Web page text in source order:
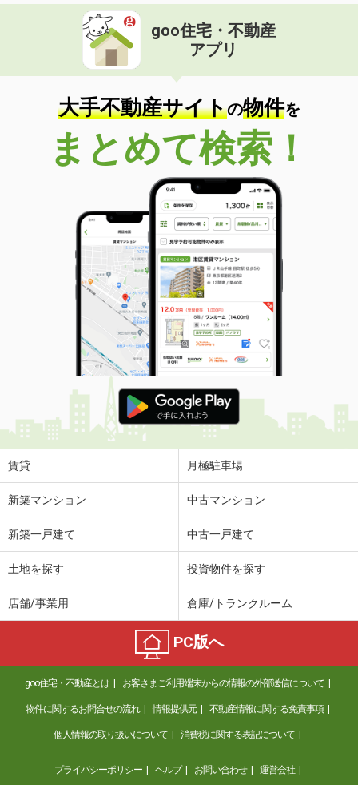
島根県出雲市神西沖町
価 格
住 所
島根県出雲市神西沖町
専有面積 69.15m²
間取り
3LDK
島根県江津市二宮町神主
価 格
4.55万円
島根県江津市二宮町神主
53.08m²
間取り
3DK
島根県松江市東出雲町錦新町５
価 格
6.10万円
住 所
島根県松江市東出雲町錦新町５
専有面積 22.7m²
間取り
1K
島根県松江市東津田町
価 格
5.70万円
住 所
島根県松江市東津田町
専有面積
島根県松江市春日町
7.10万円
6.40万円
住 所
島根県松江市東出雲町揖屋
専有面積 22.35m²
間取り
1K
島根県松江市東出雲町錦新町５丁目
価 格
6.50万円
goo住宅・不動産
アプリ
大手不動産サイトの物件を
まとめて検索！
賃貸 月極駐車場
新築マンション 中古マンション
新築一戸建て 中古一戸建て
土地を探す 投資物件を探す
店舗/事業用 倉庫/トランクルーム
PC版へ
goo住宅・不動産とは お客さまご利用端末からの情報の外部送信について
物件に関するお問合せの流れ 情報提供元 不動産情報に関する免責事項
個人情報の取り扱いについて 消費税に関する表記について
プライバシーポリシー ヘルプ お問い合わせ 運営会社